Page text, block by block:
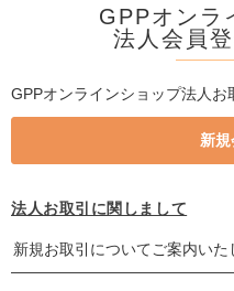
GPPオンラ
法人会員
GPPオンラインショップ法人お
法人お取引に関しまして
新規お取引についてご案内いた